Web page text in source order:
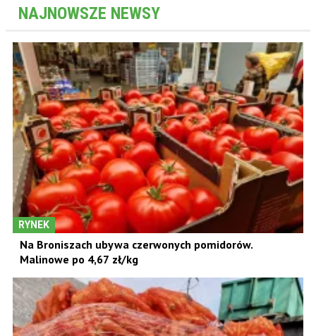
NAJNOWSZE NEWSY
RYNEK
Na Broniszach ubywa czerwonych pomidorów.
Malinowe po 4,67 zł/kg